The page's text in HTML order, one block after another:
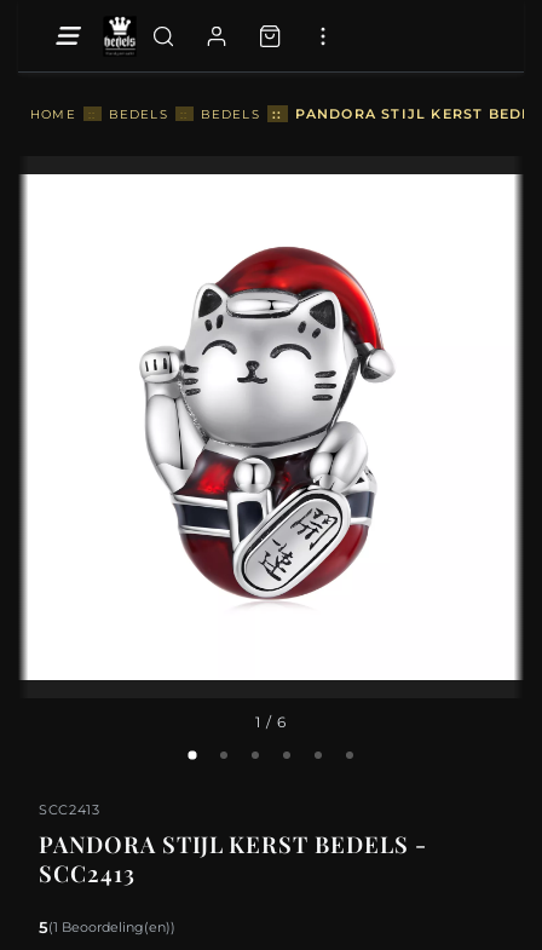
HOME :: BEDELS :: BEDELS :: PANDORA STIJL KERST
1 / 6
SCC2413
PANDORA STIJL KERST BEDELS -
SCC2413
5(1 Beoordeling(en))